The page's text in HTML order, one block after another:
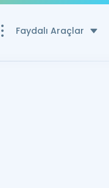
Faydalı Araçlar
Hesaplama Aracı